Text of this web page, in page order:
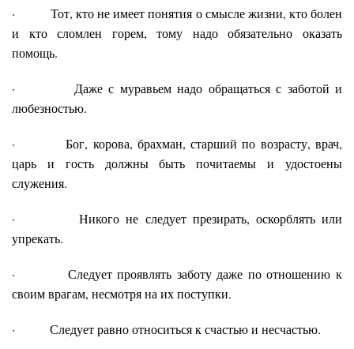
· Тот, кто не имеет понятия о смысле жизни, кто болен
и кто сломлен горем, тому надо обязательно оказать
помощь.
· Даже с муравьем надо обращаться с заботой и
любезностью.
· Бог, корова, брахман, старший по возрасту, врач,
царь и гость должны быть почитаемы и удостоены
служения.
· Никого не следует презирать, оскорблять или
упрекать.
· Следует проявлять заботу даже по отношению к
своим врагам, несмотря на их поступки.
· Следует равно относиться к счастью и несчастью.